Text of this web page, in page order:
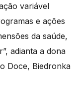
variável
e ações
da saúde,
adianta a dona
Doce, Biedronka